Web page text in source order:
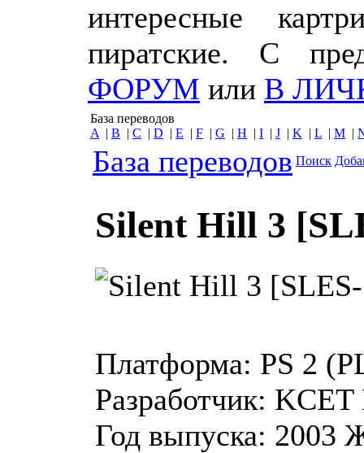
интересные
пиратские. С
ФОРУМ или В
База переводов
A | B | C | D | E | F | G | H | I | J | K | L | M |
База переводов Поиск
Silent Hill 3
Платформа: PS 2
Разработчик: KCET
Год выпуска: 2003